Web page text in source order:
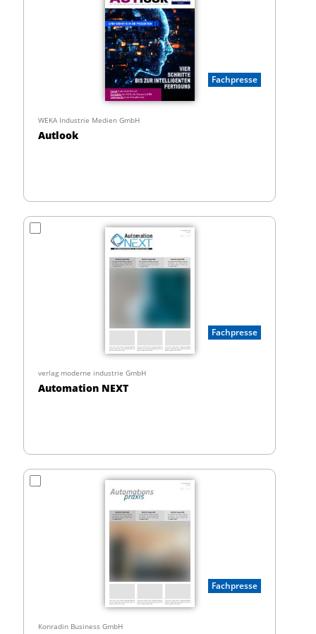
Fachpresse
WEKA Industrie Medien GmbH
Autlook
Fachpresse
verlag moderne industrie GmbH
Automation NEXT
Fachpresse
Konradin Business GmbH